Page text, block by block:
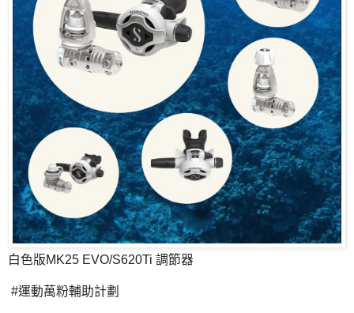
白色版MK25 EVO/S620Ti 調節器
#運動萬粉輔助計劃